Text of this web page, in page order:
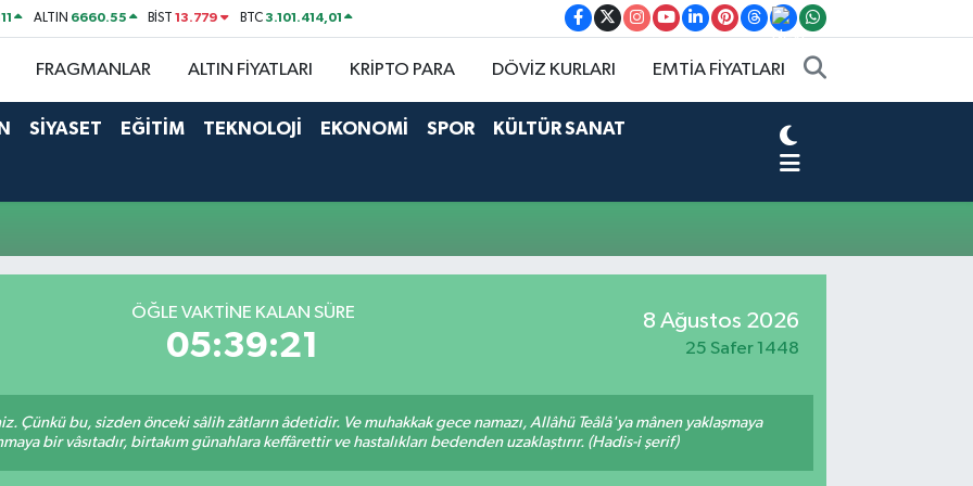
ALTIN 6660.55 BİST13.779 BTC3.101.414,01
FRAGMANLAR ALTIN FİYATLARI KRİPTO PARA DÖVİZ KURLARI EMTİA FİYATLARI
SİYASET EĞİTİM TEKNOLOJİ EKONOMİ SPOR KÜLTÜR SANAT
ÖĞLE VAKTINE KALAN SÜRE
05:39:20
8 Ağustos 2026
25 Safer 1448
Çünkü bu, sizden önceki sâlih zâtların âdetidir. Ve muhakkak gece namazı, Allâhü Teâlâ'ya mânen yaklaşmaya
bir vâsıtadır, birtakım günahlara keffârettir ve hastalıkları bedenden uzaklaştırır. (Hadis-i şerif)